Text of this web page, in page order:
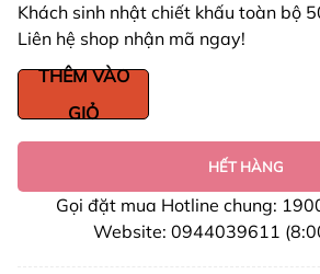
Khách sinh nhật chiết khấu toàn bộ
Liên hệ shop nhận mã ngay!
THÊM VÀO
GIỎ
HẾT HÀNG
Gọi đặt mua Hotline chung:
Website: 0944039611